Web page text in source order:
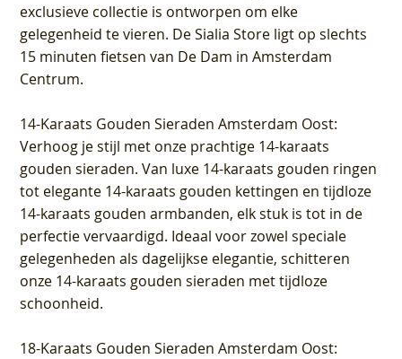
exclusieve collectie is ontworpen om elke
gelegenheid te vieren. De Sialia Store ligt op slechts
15 minuten fietsen van De Dam in Amsterdam
Centrum.
14-Karaats Gouden Sieraden Amsterdam Oost:
Verhoog je stijl met onze prachtige 14-karaats
gouden sieraden. Van luxe 14-karaats gouden ringen
tot elegante 14-karaats gouden kettingen en tijdloze
14-karaats gouden armbanden, elk stuk is tot in de
perfectie vervaardigd. Ideaal voor zowel speciale
gelegenheden als dagelijkse elegantie, schitteren
onze 14-karaats gouden sieraden met tijdloze
schoonheid.
18-Karaats Gouden Sieraden Amsterdam Oost: